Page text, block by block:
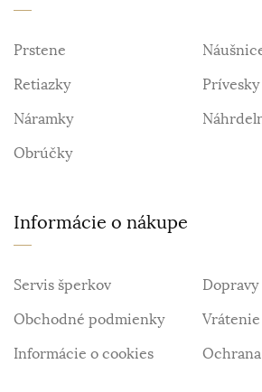
Prstene
Retiazky
Prívesky
Náramky
Obrúčky
Informácie o nákupe
Servis šperkov
Obchodné podmienky
Informácie o cookies